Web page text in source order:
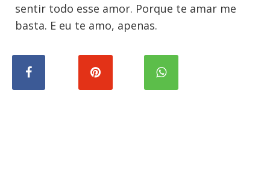
sentir todo esse amor. Porque te amar me
basta. E eu te amo, apenas.